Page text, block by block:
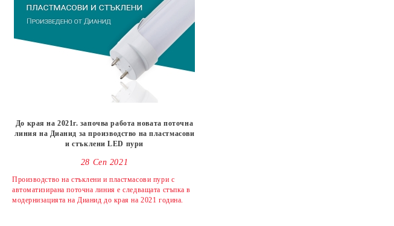
До края на 2021г. започва работа новата поточна
линия на Дианид за производство на пластмасови
и стъклени LED пури
28 Сеп 2021
Производство на стъклени и пластмасови пури с
автоматизирана поточна линия е следващата стъпка в
модернизацията на Дианид до края на 2021 година.